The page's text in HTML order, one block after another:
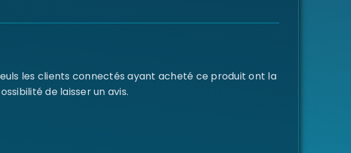
les clients connectés ayant acheté ce produit ont la
de laisser un avis.